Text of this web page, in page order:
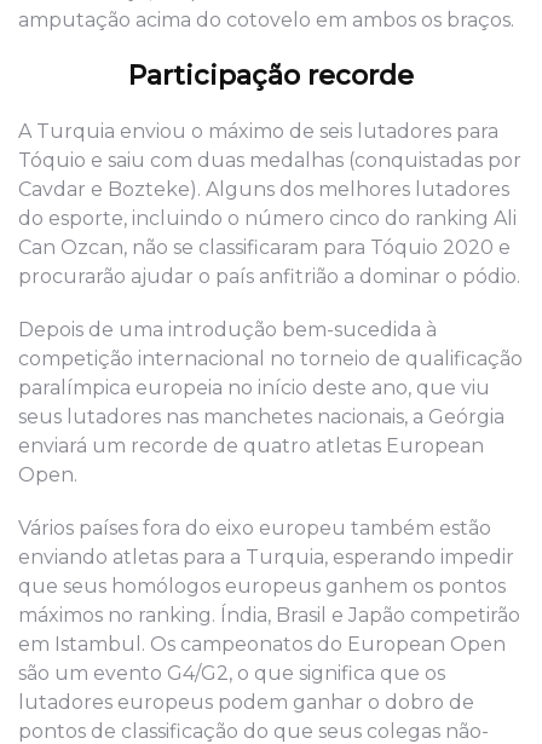
amputação acima do cotovelo em ambos os braços.
Participação recorde
A Turquia enviou o máximo de seis lutadores para
Tóquio e saiu com duas medalhas (conquistadas por
Cavdar e Bozteke). Alguns dos melhores lutadores
do esporte, incluindo o número cinco do ranking Ali
Can Ozcan, não se classificaram para Tóquio 2020 e
procurarão ajudar o país anfitrião a dominar o pódio.
Depois de uma introdução bem-sucedida à
competição internacional no torneio de qualificação
paralímpica europeia no início deste ano, que viu
seus lutadores nas manchetes nacionais, a Geórgia
enviará um recorde de quatro atletas European
Open.
Vários países fora do eixo europeu também estão
enviando atletas para a Turquia, esperando impedir
que seus homólogos europeus ganhem os pontos
máximos no ranking. Índia, Brasil e Japão competirão
em Istambul. Os campeonatos do European Open
são um evento G4/G2, o que significa que os
lutadores europeus podem ganhar o dobro de
pontos de classificação do que seus colegas não-